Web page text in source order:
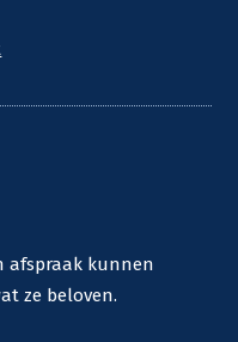
afspraak kunnen
ze beloven.